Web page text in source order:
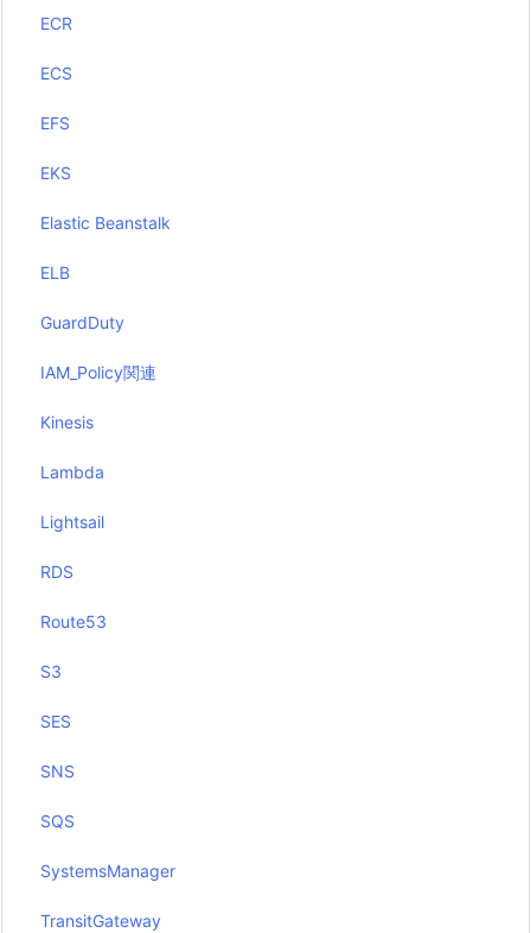
ECR
ECS
EFS
EKS
Elastic Beanstalk
ELB
GuardDuty
IAM_Policy関連
Kinesis
Lambda
Lightsail
RDS
Route53
S3
SES
SNS
SQS
SystemsManager
TransitGateway